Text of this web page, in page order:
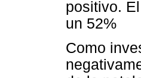
positivo.
un 52%
Como